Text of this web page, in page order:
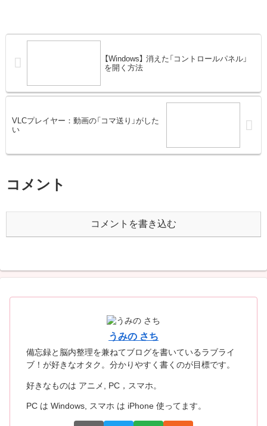
【Windows】 消えた「コントロールパネル」
を開く方法
VLCプレイヤー：動画の「コマ送り」がした
い
コメント
コメントを書き込む
うみの さち
備忘録と脳内整理を兼ねてブログを書いているラブライ
ブ！が好きなオタク。分かりやすく書くのが目標です。
好きなものは アニメ, PC，スマホ。
PC は Windows, スマホ は iPhone 使ってます。